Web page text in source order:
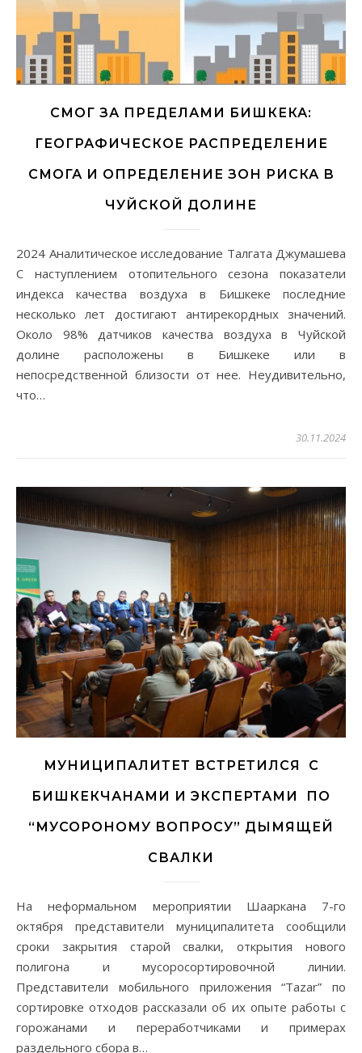
СМОГ ЗА ПРЕДЕЛАМИ БИШКЕКА:
ГЕОГРАФИЧЕСКОЕ РАСПРЕДЕЛЕНИЕ
СМОГА И ОПРЕДЕЛЕНИЕ ЗОН РИСКА В
ЧУЙСКОЙ ДОЛИНЕ
2024 Аналитическое исследование Талгата Джумашева
С наступлением отопительного сезона показатели
индекса качества воздуха в Бишкеке последние
несколько лет достигают антирекордных значений.
Около 98% датчиков качества воздуха в Чуйской
долине расположены в Бишкеке или в
непосредственной близости от нее. Неудивительно,
что…
30.11.2024
МУНИЦИПАЛИТЕТ ВСТРЕТИЛСЯ С
БИШКЕКЧАНАМИ И ЭКСПЕРТАМИ ПО
“МУСОРОНОМУ ВОПРОСУ” ДЫМЯЩЕЙ
СВАЛКИ
На неформальном мероприятии Шааркана 7-го
октября представители муниципалитета сообщили
сроки закрытия старой свалки, открытия нового
полигона и мусоросортировочной линии.
Представители мобильного приложения “Tazar” по
сортировке отходов рассказали об их опыте работы с
горожанами и переработчиками и примерах
раздельного сбора в…